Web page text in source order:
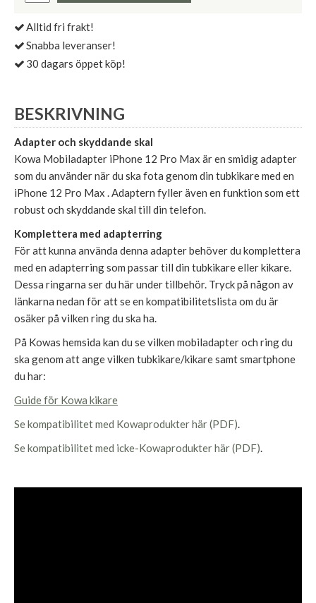
Alltid fri frakt!
Snabba leveranser!
30 dagars öppet köp!
BESKRIVNING
Adapter och skyddande skal
Kowa Mobiladapter iPhone 12 Pro Max är en smidig adapter
som du använder när du ska fota genom din tubkikare med en
iPhone 12 Pro Max . Adaptern fyller även en funktion som ett
robust och skyddande skal till din telefon.
Komplettera med adapterring
För att kunna använda denna adapter behöver du komplettera
med en adapterring som passar till din tubkikare eller kikare.
Dessa ringarna ser du här under tillbehör. Tryck på någon av
länkarna nedan för att se en kompatibilitetslista om du är
osäker på vilken ring du ska ha.
På Kowas hemsida kan du se vilken mobiladapter och ring du
ska genom att ange vilken tubkikare/kikare samt smartphone
du har:
Guide för Kowa kikare
Se kompatibilitet med Kowaprodukter här (PDF).
Se kompatibilitet med icke-Kowaprodukter här (PDF).